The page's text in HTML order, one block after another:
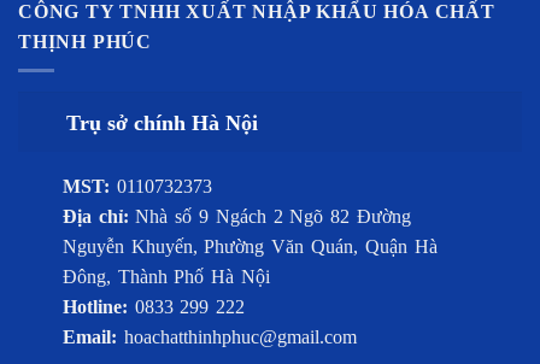
CÔNG TY TNHH XUẤT NHẬP KHẨU HÓA CHẤT
THỊNH PHÚC
Trụ sở chính Hà Nội
MST: 0110732373
Địa chỉ:Nhà số 9 Ngách 2 Ngõ 82 Đường
Nguyễn Khuyến, Phường Văn Quán, Quận Hà
Đông, Thành Phố Hà Nội
Hotline: 0833 299 222
Email: hoachatthinhphuc@gmail.com